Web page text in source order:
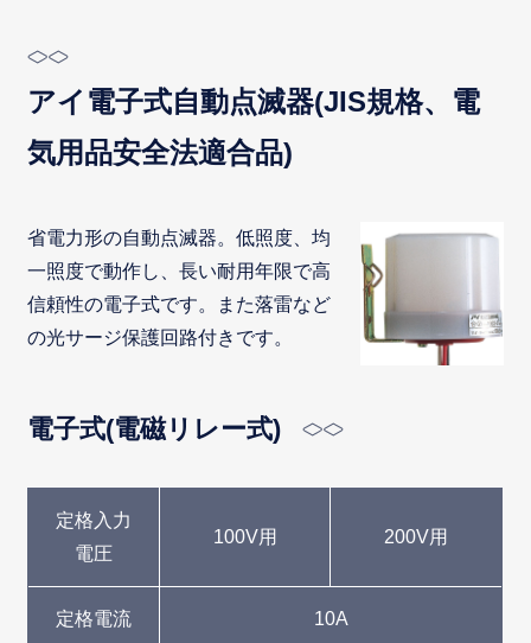
アイ電子式自動点滅器(JIS規格、電
気用品安全法適合品)
省電力形の自動点滅器。低照度、均
一照度で動作し、長い耐用年限で高
信頼性の電子式です。また落雷など
の光サージ保護回路付きです。
電子式(電磁リレー式)
定格入力
電圧
100V用 200V用
定格電流 10A